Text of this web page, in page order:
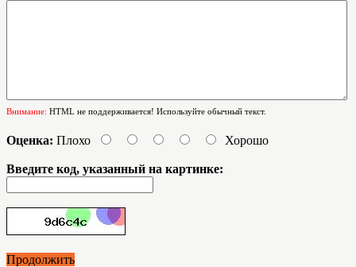
Внимание: HTML не поддерживается! Используйте обычный текст.
Оценка: Плохо Хорошо
Введите код, указанный на картинке:
Продолжить